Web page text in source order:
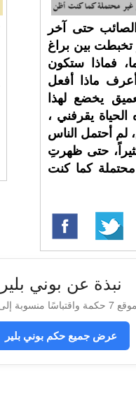
حتى آخر
تخبطت بين براغ
فماذا ستكون
ماذا أفعل
يخضع لهذا
يقرفني ،
أحتمل الناس
حتى ظهرتِ
كما كنت
نبذة عن بوني بلير
إلى بوني بلير
عرض جميع حكم بوني بلير